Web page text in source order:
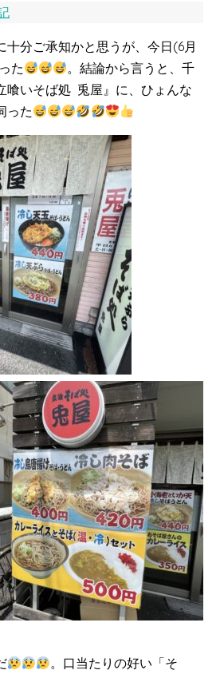
十分ご承知かと思うが、今日(6月
た
。結論から言うと、千
喰いそば処 兎屋』に、ひょんな
った
。口当たりの好い「そ